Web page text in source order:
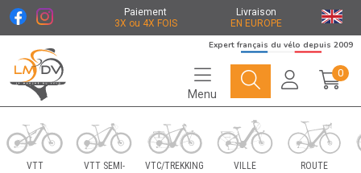
Paiement
3X ou 4X FOIS
Livraison
EN EUROPE
Le Marché du Vélo Votre distributeurs de vélo
Expert français du vélo depuis 2009
Menu
0
VTT
VTT SEMI-
VTC/TREKKING VILLE ROUTE